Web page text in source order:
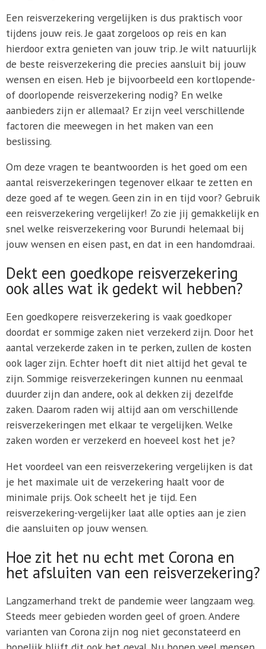
Een reisverzekering vergelijken is dus praktisch voor
tijdens jouw reis. Je gaat zorgeloos op reis en kan
hierdoor extra genieten van jouw trip. Je wilt natuurlijk
de beste reisverzekering die precies aansluit bij jouw
wensen en eisen. Heb je bijvoorbeeld een kortlopende-
of doorlopende reisverzekering nodig? En welke
aanbieders zijn er allemaal? Er zijn veel verschillende
factoren die meewegen in het maken van een
beslissing.
Om deze vragen te beantwoorden is het goed om een
aantal reisverzekeringen tegenover elkaar te zetten en
deze goed af te wegen. Geen zin in en tijd voor? Gebruik
een reisverzekering vergelijker! Zo zie jij gemakkelijk en
snel welke reisverzekering voor Burundi helemaal bij
jouw wensen en eisen past, en dat in een handomdraai.
Dekt een goedkope reisverzekering
ook alles wat ik gedekt wil hebben?
Een goedkopere reisverzekering is vaak goedkoper
doordat er sommige zaken niet verzekerd zijn. Door het
aantal verzekerde zaken in te perken, zullen de kosten
ook lager zijn. Echter hoeft dit niet altijd het geval te
zijn. Sommige reisverzekeringen kunnen nu eenmaal
duurder zijn dan andere, ook al dekken zij dezelfde
zaken. Daarom raden wij altijd aan om verschillende
reisverzekeringen met elkaar te vergelijken. Welke
zaken worden er verzekerd en hoeveel kost het je?
Het voordeel van een reisverzekering vergelijken is dat
je het maximale uit de verzekering haalt voor de
minimale prijs. Ook scheelt het je tijd. Een
reisverzekering-vergelijker laat alle opties aan je zien
die aansluiten op jouw wensen.
Hoe zit het nu echt met Corona en
het afsluiten van een reisverzekering?
Langzamerhand trekt de pandemie weer langzaam weg.
Steeds meer gebieden worden geel of groen. Andere
varianten van Corona zijn nog niet geconstateerd en